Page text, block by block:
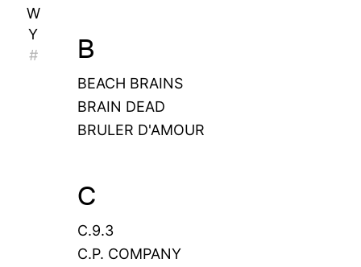
W
Y
#
B
BEACH BRAINS
BRAIN DEAD
BRULER D'AMOUR
C
C.9.3
C.P. COMPANY